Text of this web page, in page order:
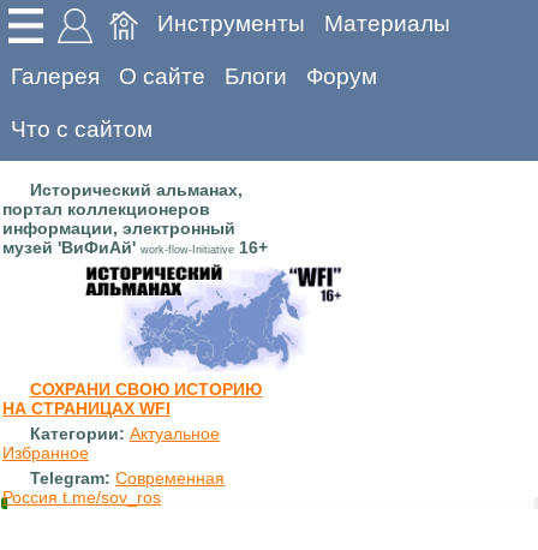
Инструменты Материалы
Галерея О сайте Блоги Форум
Что с сайтом
Исторический альманах,
портал коллекционеров
информации, электронный
музей 'ВиФиАй' work-flow-Initiative 16+
СОХРАНИ СВОЮ ИСТОРИЮ
НА СТРАНИЦАХ WFI
Категории: Актуальное
Избранное
Telegram: Современная
Россия t.me/sov_ros